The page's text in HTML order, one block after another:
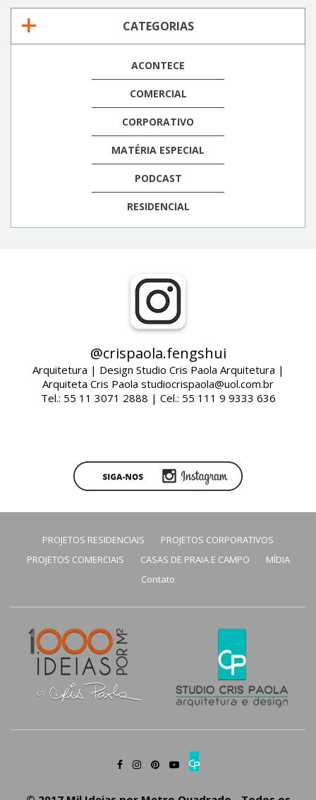
CATEGORIAS
ACONTECE
COMERCIAL
CORPORATIVO
MATÉRIA ESPECIAL
PODCAST
RESIDENCIAL
@crispaola.fengshui
Arquitetura | Design Studio Cris Paola Arquitetura |
Arquiteta Cris Paola studiocrispaola@uol.com.br
Tel.: 55 11 3071 2888 | Cel.: 55 111 9 9333 636
PROJETOS RESIDENCIAIS
PROJETOS CORPORATIVOS
PROJETOS COMERCIAIS
CASAS DE PRAIA E CAMPO
MÍDIA
Contato